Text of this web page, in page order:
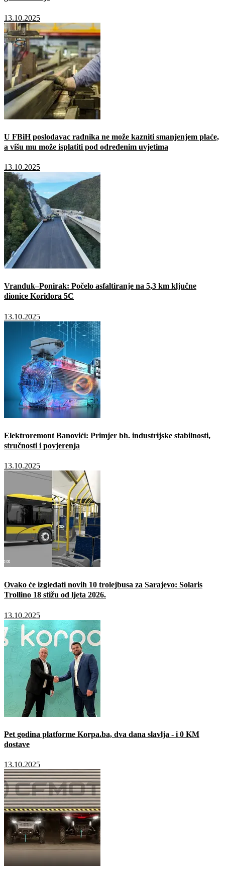
13.10.2025
U FBiH poslodavac radnika ne može kazniti smanjenjem plaće,
a višu mu može isplatiti pod određenim uvjetima
13.10.2025
Vranduk–Ponirak: Počelo asfaltiranje na 5,3 km ključne
dionice Koridora 5C
13.10.2025
Elektroremont Banovići: Primjer bh. industrijske stabilnosti,
stručnosti i povjerenja
13.10.2025
Ovako će izgledati novih 10 trolejbusa za Sarajevo: Solaris
Trollino 18 stižu od ljeta 2026.
13.10.2025
Pet godina platforme Korpa.ba, dva dana slavlja - i 0 KM
dostave
13.10.2025